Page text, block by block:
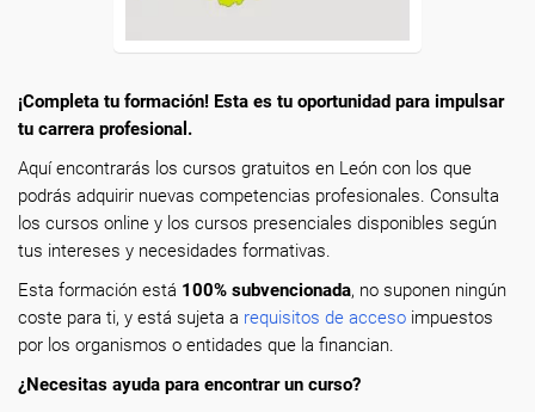
¡Completa tu formación! Esta es tu oportunidad para impulsar
tu carrera profesional.
Aquí encontrarás los cursos gratuitos en León con los que
podrás adquirir nuevas competencias profesionales. Consulta
los cursos online y los cursos presenciales disponibles según
tus intereses y necesidades formativas.
Esta formación está 100% subvencionada, no suponen ningún
coste para ti, y está sujeta a requisitos de acceso impuestos
por los organismos o entidades que la financian.
¿Necesitas ayuda para encontrar un curso?